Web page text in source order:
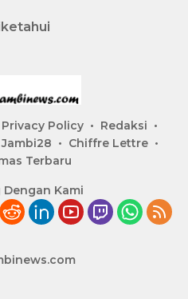
Privacy Policy
Redaksi
Chiffre Lettre
Terbaru
Kami